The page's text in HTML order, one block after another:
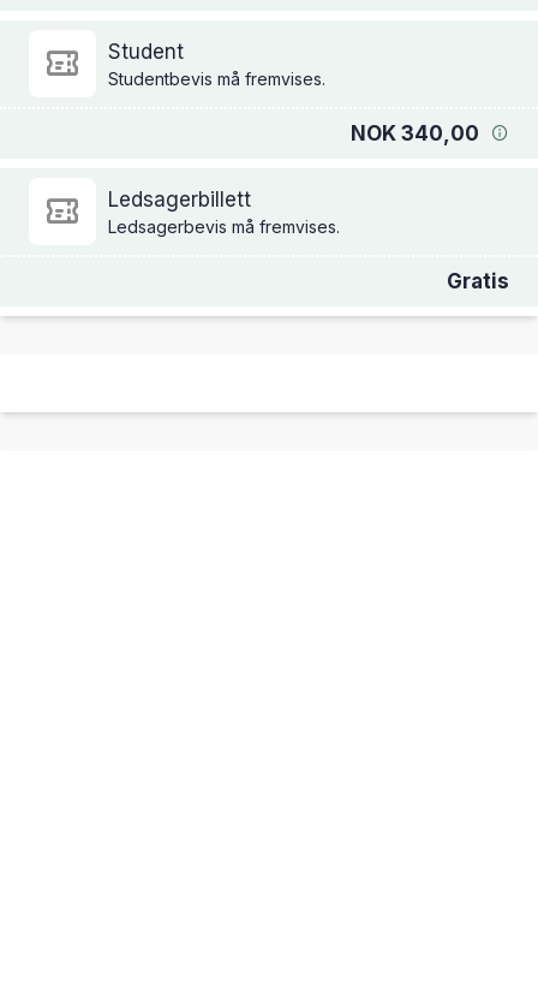
Student
Studentbevis må fremvises.
NOK 340,00
Ledsagerbillett
Ledsagerbevis må fremvises.
Gratis